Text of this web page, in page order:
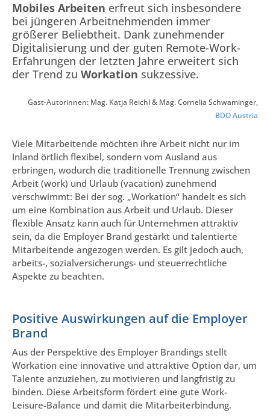
Mobiles Arbeiten erfreut sich insbesondere
bei jüngeren Arbeitnehmenden immer
größerer Beliebtheit. Dank zunehmender
Digitalisierung und der guten Remote-Work-
Erfahrungen der letzten Jahre erweitert sich
der Trend zu Workation sukzessive.
Gast-Autorinnen: Mag. Katja Reichl & Mag. Cornelia Schwaminger,
BDO Austria
Viele Mitarbeitende möchten ihre Arbeit nicht nur im
Inland örtlich flexibel, sondern vom Ausland aus
erbringen, wodurch die traditionelle Trennung zwischen
Arbeit (work) und Urlaub (vacation) zunehmend
verschwimmt: Bei der sog. „Workation“ handelt es sich
um eine Kombination aus Arbeit und Urlaub. Dieser
flexible Ansatz kann auch für Unternehmen attraktiv
sein, da die Employer Brand gestärkt und talentierte
Mitarbeitende angezogen werden. Es gilt jedoch auch,
arbeits-, sozialversicherungs- und steuerrechtliche
Aspekte zu beachten.
Positive Auswirkungen auf die Employer
Brand
Aus der Perspektive des Employer Brandings stellt
Workation eine innovative und attraktive Option dar, um
Talente anzuziehen, zu motivieren und langfristig zu
binden. Diese Arbeitsform fördert eine gute Work-
Leisure-Balance und damit die Mitarbeiterbindung.